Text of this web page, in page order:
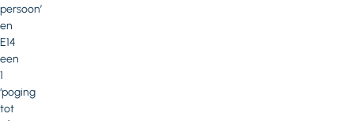
persoon’
en
E14
een
1
‘poging
tot